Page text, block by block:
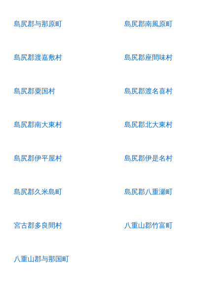
島尻郡与那原町 島尻郡南風原町
島尻郡渡嘉敷村 島尻郡座間味村
島尻郡粟国村 島尻郡渡名喜村
島尻郡南大東村 島尻郡北大東村
島尻郡伊平屋村 島尻郡伊是名村
島尻郡久米島町 島尻郡八重瀬町
宮古郡多良間村 八重山郡竹富町
八重山郡与那国町